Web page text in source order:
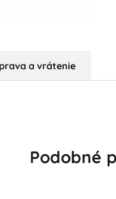
a vrátenie
Podobné